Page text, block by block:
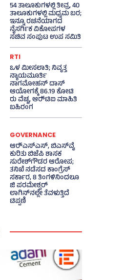
54 ತಾಲೂಕುಗಳಲ್ಲಿ ತೀವ್ರ, 40
ತಾಲೂಕುಗಳಲ್ಲಿ ಮಧ್ಯಮ ಬರ;
ಇನ್ನೂ ರಚನೆಯಾಗದ
ನೈಸರ್ಗಿಕ ವಿಕೋಪಗಳ
ಸಚಿವ ಸಂಪುಟ ಉಪ ಸಮಿತಿ
RTI
ಒಳ ಮೀಸಲಾತಿ; ನಿವೃತ್ತ
ನ್ಯಾಯಮೂರ್ತಿ
ನಾಗಮೋಹನ್ ದಾಸ್
ಆಯೋಗಕ್ಕೆ 86.19 ಕೋಟಿ
ರು ವೆಚ್ಚ, ಆರ್‍‌ಟಿಐ ಮಾಹಿತಿ
ಬಹಿರಂಗ
GOVERNANCE
ಆರ್‍‌ಎಸ್‌ಎಸ್‌, ಬಿಎಸ್‌ವೈ
ಕುರಿತು ಬಿಜೆಪಿ ಶಾಸಕ
ಸುರೇಶ್‌ಗೌಡರ ಆರೋಪ;
ತನಿಖೆ ನಡೆಸದ ಕಾಂಗ್ರೆಸ್‌
ಸರ್ಕಾರ, 8 ತಿಂಗಳಿನಿಂದಲೂ
ಜಿ ಪರಮೇಶ್ವರ್
ಲಾಗಿನ್‌ನಲ್ಲೇ ತೆವಳುತ್ತಿದೆ
ಟಿಪ್ಪಣಿ